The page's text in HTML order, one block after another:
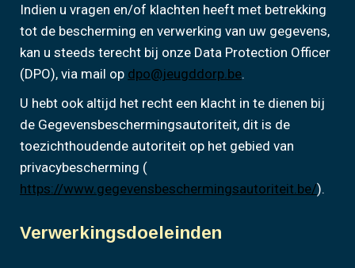
Indien u vragen en/of klachten heeft met betrekking
tot de bescherming en verwerking van uw gegevens,
kan u steeds terecht bij onze Data Protection Officer
(DPO), via mail op dpo@jeugddorp.be.
U hebt ook altijd het recht een klacht in te dienen bij
de Gegevensbeschermingsautoriteit, dit is de
toezichthoudende autoriteit op het gebied van
privacybescherming (
https://www.gegevensbeschermingsautoriteit.be/).
Verwerkingsdoeleinden